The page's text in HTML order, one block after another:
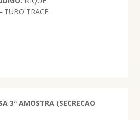
TUBO TRACE
3ª AMOSTRA (SECRECAO